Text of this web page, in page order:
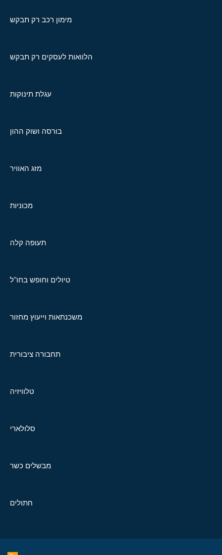
מימון רכב רק תבקש
הלוואות לעסקים רק תבקש
עגלת תינוקות
בורסה ושוק ההון
מזג האוויר
מכוניות
תעופה קלה
טיולים וחופש בחו"ל
משכנתאות וייעוץ מחזור
תחבורה ציבורית
טלוויזיה
סלולארי
מבשלים כשר
חתולים